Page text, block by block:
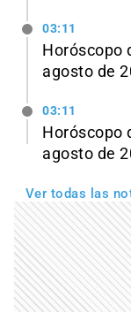
03:11
Horóscopo
agosto de
03:11
Horóscopo
agosto de
Ver todas las